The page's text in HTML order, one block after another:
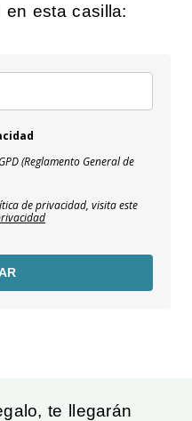
en esta casilla:
(Reglamento General de
de privacidad, visita este
te llegarán